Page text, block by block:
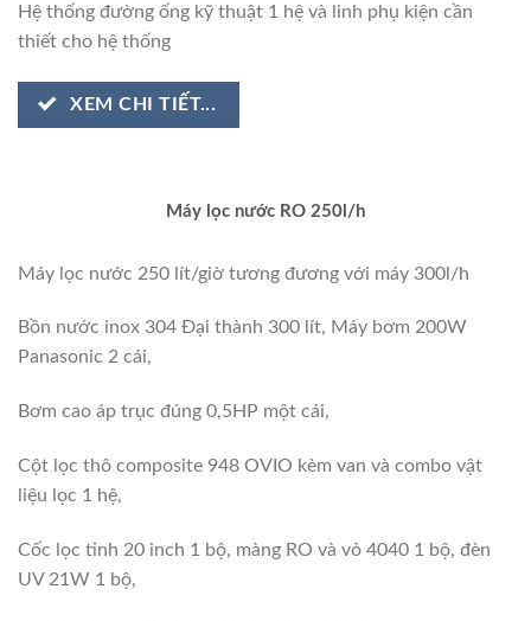
Hệ thống đường ống kỹ thuật 1 hệ và linh phụ kiện cần
thiết cho hệ thống
XEM CHI TIẾT...
Máy lọc nước RO 250l/h
Máy lọc nước 250 lít/giờ tương đương với máy 300l/h
Bồn nước inox 304 Đại thành 300 lít, Máy bơm 200W
Panasonic 2 cái,
Bơm cao áp trục đúng 0,5HP một cái,
Cột lọc thô composite 948 OVIO kèm van và combo vật
liệu lọc 1 hệ,
Cốc lọc tinh 20 inch 1 bộ, màng RO và vỏ 4040 1 bộ, đèn
UV 21W 1 bộ,